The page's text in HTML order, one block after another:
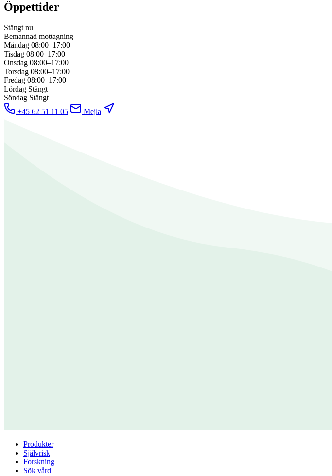
Öppettider
Stängt nu
Bemannad mottagning
Måndag 08:00–17:00
Tisdag 08:00–17:00
Onsdag 08:00–17:00
Torsdag 08:00–17:00
Fredag 08:00–17:00
Lördag Stängt
Söndag Stängt
+45 62 51 11 05
Mejla
Produkter
Självrisk
Forskning
Sök vård